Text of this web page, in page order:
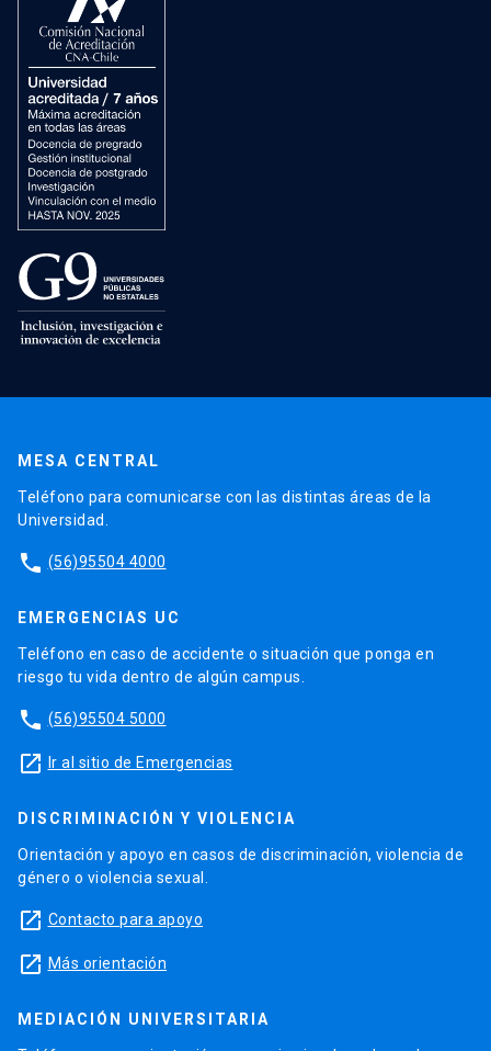
MESA CENTRAL
Teléfono para comunicarse con las distintas áreas de la
Universidad.
phone (56)95504 4000
EMERGENCIAS UC
Teléfono en caso de accidente o situación que ponga en
riesgo tu vida dentro de algún campus.
phone (56)95504 5000
launch Ir al sitio de Emergencias
DISCRIMINACIÓN Y VIOLENCIA
Orientación y apoyo en casos de discriminación, violencia de
género o violencia sexual.
launch Contacto para apoyo
launch Más orientación
MEDIACIÓN UNIVERSITARIA